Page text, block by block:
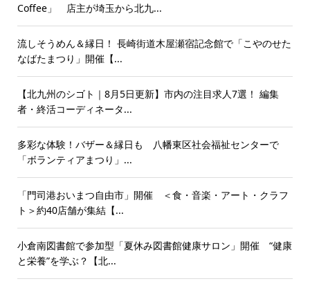
Coffee」 店主が埼玉から北九...
流しそうめん＆縁日！ 長崎街道木屋瀬宿記念館で「こやのせた
なばたまつり」開催【...
【北九州のシゴト｜8月5日更新】市内の注目求人7選！ 編集
者・終活コーディネータ...
多彩な体験！バザー＆縁日も 八幡東区社会福祉センターで
「ボランティアまつり」...
「門司港おいまつ自由市」開催 ＜食・音楽・アート・クラフ
ト＞約40店舗が集結【...
小倉南図書館で参加型「夏休み図書館健康サロン」開催 “健康
と栄養”を学ぶ？【北...